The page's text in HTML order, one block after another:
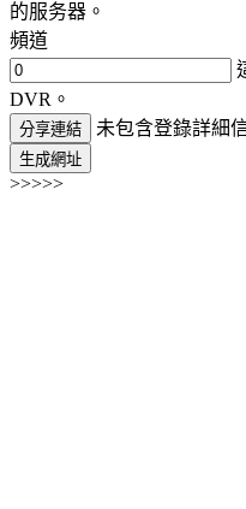
的服务器。
頻道
DVR。
分享連結 未包含登錄詳細
生成網址
>>>>>